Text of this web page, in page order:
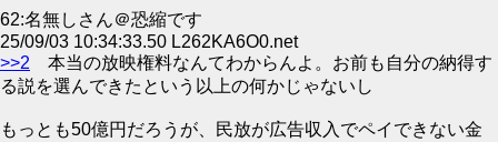
62:名無しさん＠恐縮です
25/09/03 10:34:33.50 L262KA6O0.net
>>2 本当の放映権料なんてわからんよ。お前も自分の納得す
る説を選んできたという以上の何かじゃないし
もっとも50億円だろうが、民放が広告収入でペイできない金